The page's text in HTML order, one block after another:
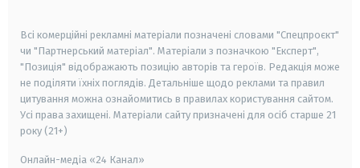
Всі комерційні рекламні матеріали позначені словами "Спецпроєкт"
чи "Партнерський матеріал". Матеріали з позначкою "Експерт",
"Позиція" відображають позицію авторів та героїв. Редакція може
не поділяти їхніх поглядів. Детальніше щодо реклами та правил
цитування можна ознайомитись в правилах користування сайтом.
Усі права захищені. Матеріали сайту призначені для осіб старше 21
року (21+)
Онлайн-медіа «24 Канал»